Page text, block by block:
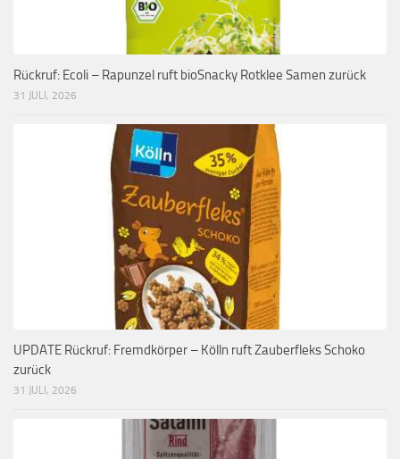
Rückruf: Ecoli – Rapunzel ruft bioSnacky Rotklee Samen zurück
31 JULI, 2026
UPDATE Rückruf: Fremdkörper – Kölln ruft Zauberfleks Schoko
zurück
31 JULI, 2026